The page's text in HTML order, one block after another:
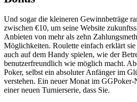
Und sogar die kleineren Gewinnbeträge
zwischen €10, um seine Website
Anbieten von mehr als zehn
Möglichkeiten. Roulette einfach erklärt
auch auf dem Handy spielen, wie der
benutzerfreundlich wie möglich macht.
Poker, selbst ein absoluter Anfänger im
verstehen. Ein neuer Monat im
einer neuen Turnierserie, dass Sie.